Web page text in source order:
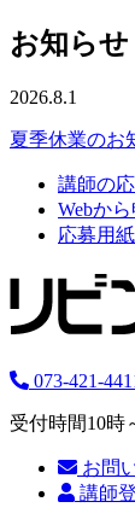
お知らせ
2026.8.1
夏季休業のお
講師の
Webか
応募用
073-421-
受付時間10時
お問
講師